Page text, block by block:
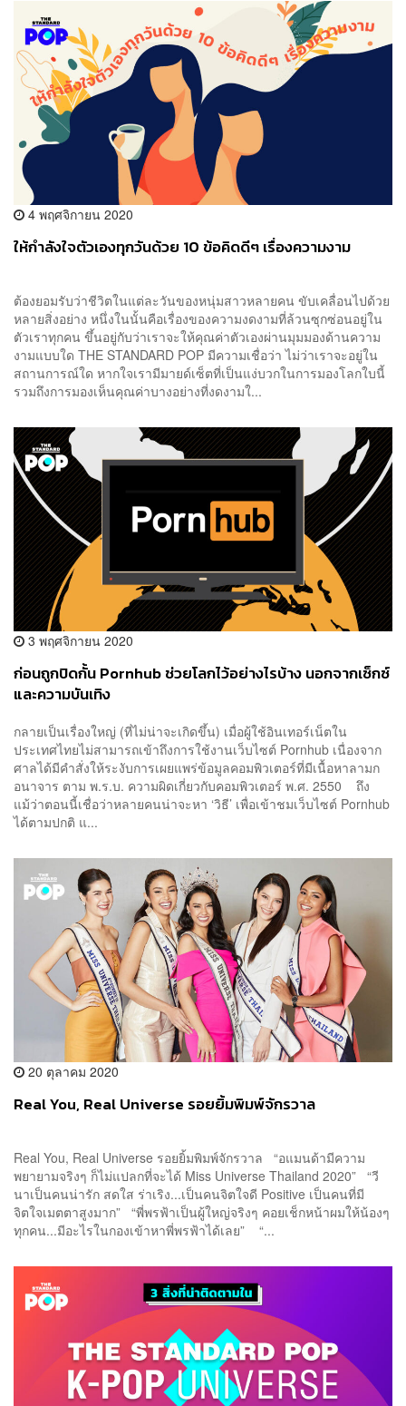
4 พฤศจิกายน 2020
ให้กำลังใจตัวเองทุกวันด้วย 10 ข้อคิดดีๆ เรื่องความงาม
ต้องยอมรับว่าชีวิตในแต่ละวันของหนุ่มสาวหลายคน ขับเคลื่อนไปด้วย
หลายสิ่งอย่าง หนึ่งในนั้นคือเรื่องของความงดงามที่ล้วนซุกซ่อนอยู่ใน
ตัวเราทุกคน ขึ้นอยู่กับว่าเราจะให้คุณค่าตัวเองผ่านมุมมองด้านความ
งามแบบใด THE STANDARD POP มีความเชื่อว่า ไม่ว่าเราจะอยู่ใน
สถานการณ์ใด หากใจเรามีมายด์เซ็ตที่เป็นแง่บวกในการมองโลกใบนี้
รวมถึงการมองเห็นคุณค่าบางอย่างที่งดงามใ...
3 พฤศจิกายน 2020
ก่อนถูกปิดกั้น Pornhub ช่วยโลกไว้อย่างไรบ้าง นอกจากเซ็กซ์
และความบันเทิง
กลายเป็นเรื่องใหญ่ (ที่ไม่น่าจะเกิดขึ้น) เมื่อผู้ใช้อินเทอร์เน็ตใน
ประเทศไทยไม่สามารถเข้าถึงการใช้งานเว็บไซต์ Pornhub เนื่องจาก
ศาลได้มีคำสั่งให้ระงับการเผยแพร่ข้อมูลคอมพิวเตอร์ที่มีเนื้อหาลามก
อนาจาร ตาม พ.ร.บ. ความผิดเกี่ยวกับคอมพิวเตอร์ พ.ศ. 2550 ถึง
แม้ว่าตอนนี้เชื่อว่าหลายคนน่าจะหา ‘วิธี’ เพื่อเข้าชมเว็บไซต์ Pornhub
ได้ตามปกติ แ...
20 ตุลาคม 2020
Real You, Real Universe รอยยิ้มพิมพ์จักรวาล
Real You, Real Universe รอยยิ้มพิมพ์จักรวาล “อแมนด้ามีความ
พยายามจริงๆ ก็ไม่แปลกที่จะได้ Miss Universe Thailand 2020” “วี
นาเป็นคนน่ารัก สดใส ร่าเริง...เป็นคนจิตใจดี Positive เป็นคนที่มี
จิตใจเมตตาสูงมาก” “พี่พรฟ้าเป็นผู้ใหญ่จริงๆ คอยเช็กหน้าผมให้น้องๆ
ทุกคน...มีอะไรในกองเข้าหาพี่พรฟ้าได้เลย” “...